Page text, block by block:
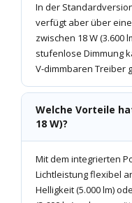
In der
verfügt aber über
zwischen 18 W (3.600
stufenlose Dimmung
V-dimmbaren Treiber
Welche Vorteile
18 W)?
Mit dem integrierten
Lichtleistung flexibel
Helligkeit (5.000 lm)